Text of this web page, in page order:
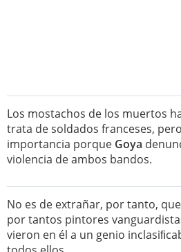
Los mostachos de los muertos
trata de soldados franceses,
importancia porque Goya
violencia de ambos bandos.
No es de extrañar, por tanto, que
por tantos pintores
vieron en él a un genio